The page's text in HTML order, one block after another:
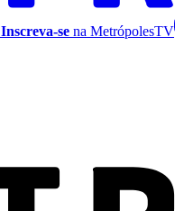
Inscreva-se na MetrópolesTV